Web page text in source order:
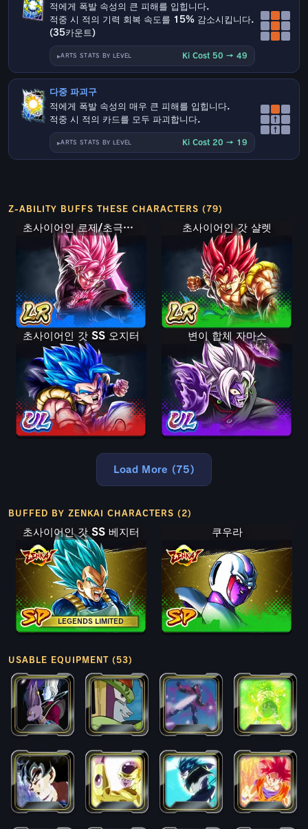
적에게 폭발 속성의 큰 피해를 입힙니다.
적중 시 적의 기력 회복 속도를 15% 감소시킵니다.
(35카운트)
ARTS STATS BY LEVEL Ki Cost 50 → 49
다중 파괴구
적에게 폭발 속성의 매우 큰 피해를 입힙니다.
적중 시 적의 카드를 모두 파괴합니다.
ARTS STATS BY LEVEL Ki Cost 20 → 19
↑
↑
Z-ABILITY BUFFS THESE CHARACTERS (79)
초사이어인 로제/초극악화 오공 블랙 초사이어인 갓 샬렛
초사이어인 갓 SS 오지터 변이 합체 자마스
Load More (75)
BUFFED BY ZENKAI CHARACTERS (2)
LEGENDS LIMITED
초사이어인 갓 SS 베지터 쿠우라
USABLE EQUIPMENT (53)